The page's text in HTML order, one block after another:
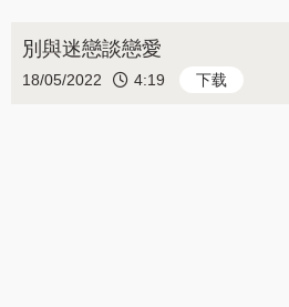
別與迷戀談戀愛
18/05/2022 4:19 下载